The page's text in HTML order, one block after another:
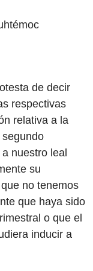
de decir
respectivas
relativa a la
segundo
a nuestro leal
su
que no tenemos
que haya sido
o que el
inducir a